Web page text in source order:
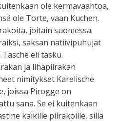
ole kermavaahtoa,
ole Torte, vaan Kuchen.
joitain suomessa
saksan natiivipuhujat
Tasche eli tasku.
ja lihapiirakan
nimitykset Karelische
, joissa Pirogge on
sana. Se ei kuitenkaan
kaikille piirakoille, sillä